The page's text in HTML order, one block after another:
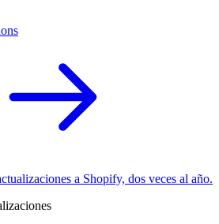
a Shopify, dos veces al año.